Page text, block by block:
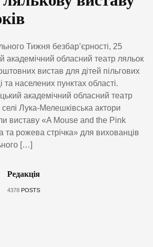
Тижня безбар’єрності, 25
академічний обласний театр ляльок
вистав для дітей пільгових
та населених пунктах області.
академічний обласний театр
Лука-Мелешківська актори
виставу «A Mouse and the Pink
рожева стрічка» для вихованців
[…]
Редакція
4378 POSTS